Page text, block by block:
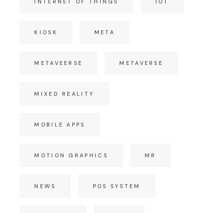
INTERNET OF THINGS IOT
KIOSK META
METAVEERSE METAVERSE
MIXED REALITY
MOBILE APPS
MOTION GRAPHICS MR
NEWS POS SYSTEM